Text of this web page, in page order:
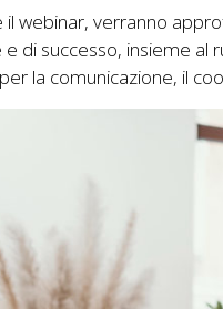
il webinar, verranno
di successo, insieme al
la comunicazione, il